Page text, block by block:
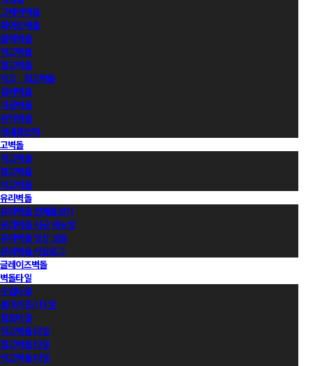
그레이벽돌
화이트벽돌
블랙벽돌
적고벽돌
청고벽돌
백고ㆍ회고벽돌
컬러벽돌
가공벽돌
유약벽돌
국내롱브릭
고벽돌
적고벽돌
청고벽돌
백고벽돌
유리벽돌
유리벽돌 전제품보기
유리벽돌 시공 매뉴얼
유리벽돌 영상 모음
유리벽돌 카달로그
글레이즈벽돌
벽돌타일
수입타일
롱(와이드) 타일
점토타일
적고벽돌 타일
청고벽돌 타일
백고벽돌 타일